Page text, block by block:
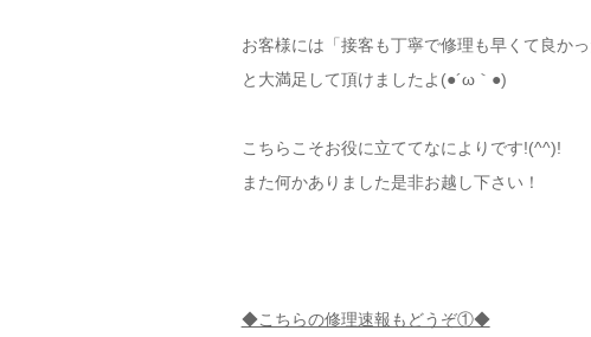
お客様には「接客も丁寧で修理も早くて良かっ
と大満足して頂けましたよ(●´ω｀●)
こちらこそお役に立ててなによりです!(^^)!
また何かありました是非お越し下さい！
◆こちらの修理速報もどうぞ①◆